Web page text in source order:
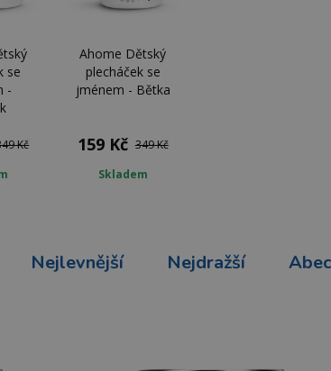
se
-
Kč
Ahome Dětský
plecháček se
jménem - Bětka
159 Kč 349 Kč
Skladem
Nejlevnější Nejdražší